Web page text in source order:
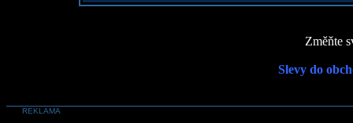
Změňte
Slevy do
REKLAMA